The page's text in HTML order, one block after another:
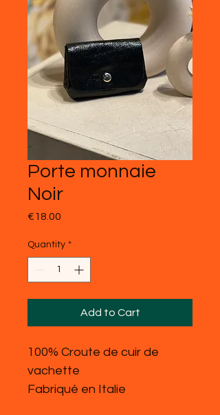
Porte monnaie
Noir
€18.00
Quantity *
Add to Cart
100% Croute de cuir de
vachette
Fabriqué en Italie